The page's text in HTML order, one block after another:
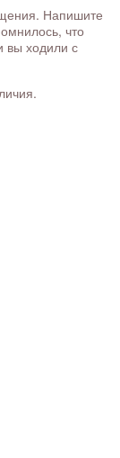
Напишите
что
вы ходили с